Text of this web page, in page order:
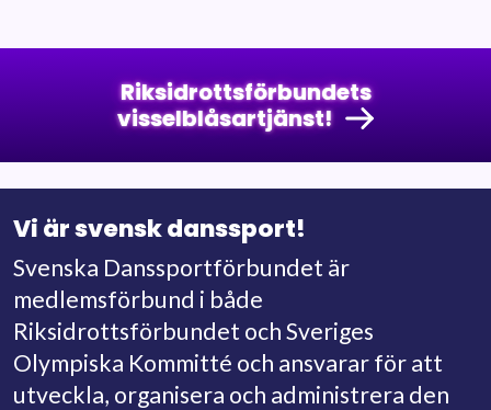
Riksidrottsförbundets
visselblåsartjänst!
Vi är svensk danssport!
Svenska Danssportförbundet är
medlemsförbund i både
Riksidrottsförbundet och Sveriges
Olympiska Kommitté och ansvarar för att
utveckla, organisera och administrera den